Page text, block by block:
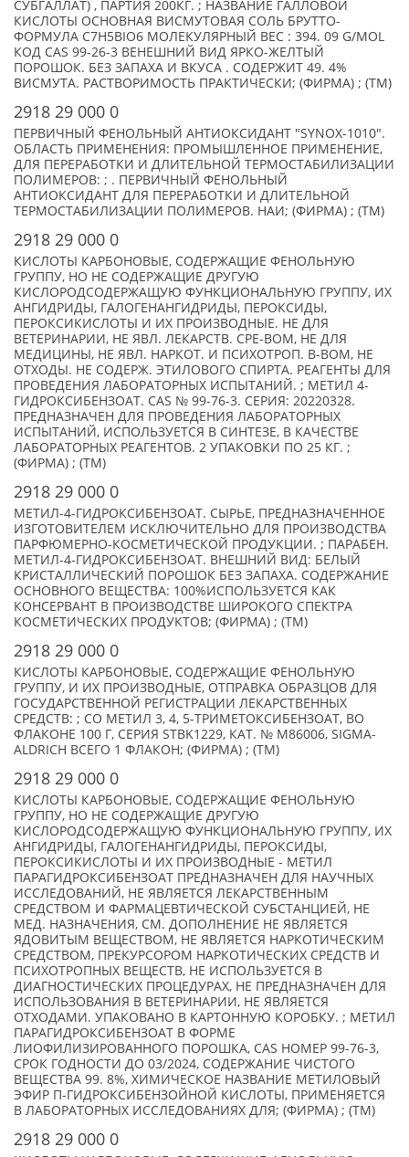
СУБГАЛЛАТ) , ПАРТИЯ 200КГ. ; НАЗВАНИЕ ГАЛЛОВОЙ
КИСЛОТЫ ОСНОВНАЯ ВИСМУТОВАЯ СОЛЬ БРУТТО-
ФОРМУЛА C7H5BIO6 МОЛЕКУЛЯРНЫЙ ВЕС : 394. 09 G/MOL
КОД CAS 99-26-3 ВЕНЕШНИЙ ВИД ЯРКО-ЖЕЛТЫЙ
ПОРОШОК. БЕЗ ЗАПАХА И ВКУСА . СОДЕРЖИТ 49. 4%
ВИСМУТА. РАСТВОРИМОСТЬ ПРАКТИЧЕСКИ; (ФИРМА) ; (TM)
2918 29 000 0
ПЕРВИЧНЫЙ ФЕНОЛЬНЫЙ АНТИОКСИДАНТ "SYNOX-1010".
ОБЛАСТЬ ПРИМЕНЕНИЯ: ПРОМЫШЛЕННОЕ ПРИМЕНЕНИЕ,
ДЛЯ ПЕРЕРАБОТКИ И ДЛИТЕЛЬНОЙ ТЕРМОСТАБИЛИЗАЦИИ
ПОЛИМЕРОВ: ; . ПЕРВИЧНЫЙ ФЕНОЛЬНЫЙ
АНТИОКСИДАНТ ДЛЯ ПЕРЕРАБОТКИ И ДЛИТЕЛЬНОЙ
ТЕРМОСТАБИЛИЗАЦИИ ПОЛИМЕРОВ. НАИ; (ФИРМА) ; (TM)
2918 29 000 0
КИСЛОТЫ КАРБОНОВЫЕ, СОДЕРЖАЩИЕ ФЕНОЛЬНУЮ
ГРУППУ, НО НЕ СОДЕРЖАЩИЕ ДРУГУЮ
КИСЛОРОДСОДЕРЖАЩУЮ ФУНКЦИОНАЛЬНУЮ ГРУППУ, ИХ
АНГИДРИДЫ, ГАЛОГЕНАНГИДРИДЫ, ПЕРОКСИДЫ,
ПЕРОКСИКИСЛОТЫ И ИХ ПРОИЗВОДНЫЕ. НЕ ДЛЯ
ВЕТЕРИНАРИИ, НЕ ЯВЛ. ЛЕКАРСТВ. СРЕ-ВОМ, НЕ ДЛЯ
МЕДИЦИНЫ, НЕ ЯВЛ. НАРКОТ. И ПСИХОТРОП. В-ВОМ, НЕ
ОТХОДЫ. НЕ СОДЕРЖ. ЭТИЛОВОГО СПИРТА. РЕАГЕНТЫ ДЛЯ
ПРОВЕДЕНИЯ ЛАБОРАТОРНЫХ ИСПЫТАНИЙ. ; МЕТИЛ 4-
ГИДРОКСИБЕНЗОАТ. CAS № 99-76-3. СЕРИЯ: 20220328.
ПРЕДНАЗНАЧЕН ДЛЯ ПРОВЕДЕНИЯ ЛАБОРАТОРНЫХ
ИСПЫТАНИЙ, ИСПОЛЬЗУЕТСЯ В СИНТЕЗЕ, В КАЧЕСТВЕ
ЛАБОРАТОРНЫХ РЕАГЕНТОВ. 2 УПАКОВКИ ПО 25 КГ. ;
(ФИРМА) ; (TM)
2918 29 000 0
МЕТИЛ-4-ГИДРОКСИБЕНЗОАТ. СЫРЬЕ, ПРЕДНАЗНАЧЕННОЕ
ИЗГОТОВИТЕЛЕМ ИСКЛЮЧИТЕЛЬНО ДЛЯ ПРОИЗВОДСТВА
ПАРФЮМЕРНО-КОСМЕТИЧЕСКОЙ ПРОДУКЦИИ. ; ПАРАБЕН.
МЕТИЛ-4-ГИДРОКСИБЕНЗОАТ. ВНЕШНИЙ ВИД: БЕЛЫЙ
КРИСТАЛЛИЧЕСКИЙ ПОРОШОК БЕЗ ЗАПАХА. СОДЕРЖАНИЕ
ОСНОВНОГО ВЕЩЕСТВА: 100%ИСПОЛЬЗУЕТСЯ КАК
КОНСЕРВАНТ В ПРОИЗВОДСТВЕ ШИРОКОГО СПЕКТРА
КОСМЕТИЧЕСКИХ ПРОДУКТОВ; (ФИРМА) ; (TM)
2918 29 000 0
КИСЛОТЫ КАРБОНОВЫЕ, СОДЕРЖАЩИЕ ФЕНОЛЬНУЮ
ГРУППУ, И ИХ ПРОИЗВОДНЫЕ, ОТПРАВКА ОБРАЗЦОВ ДЛЯ
ГОСУДАРСТВЕННОЙ РЕГИСТРАЦИИ ЛЕКАРСТВЕННЫХ
СРЕДСТВ: ; СО МЕТИЛ 3, 4, 5-ТРИМЕТОКСИБЕНЗОАТ, ВО
ФЛАКОНЕ 100 Г, СЕРИЯ STBK1229, КАТ. № М86006, SIGMA-
ALDRICH ВСЕГО 1 ФЛАКОН; (ФИРМА) ; (TM)
2918 29 000 0
КИСЛОТЫ КАРБОНОВЫЕ, СОДЕРЖАЩИЕ ФЕНОЛЬНУЮ
ГРУППУ, НО НЕ СОДЕРЖАЩИЕ ДРУГУЮ
КИСЛОРОДСОДЕРЖАЩУЮ ФУНКЦИОНАЛЬНУЮ ГРУППУ, ИХ
АНГИДРИДЫ, ГАЛОГЕНАНГИДРИДЫ, ПЕРОКСИДЫ,
ПЕРОКСИКИСЛОТЫ И ИХ ПРОИЗВОДНЫЕ - МЕТИЛ
ПАРАГИДРОКСИБЕНЗОАТ ПРЕДНАЗНАЧЕН ДЛЯ НАУЧНЫХ
ИССЛЕДОВАНИЙ, НЕ ЯВЛЯЕТСЯ ЛЕКАРСТВЕННЫМ
СРЕДСТВОМ И ФАРМАЦЕВТИЧЕСКОЙ СУБСТАНЦИЕЙ, НЕ
МЕД. НАЗНАЧЕНИЯ, СМ. ДОПОЛНЕНИЕ НЕ ЯВЛЯЕТСЯ
ЯДОВИТЫМ ВЕЩЕСТВОМ, НЕ ЯВЛЯЕТСЯ НАРКОТИЧЕСКИМ
СРЕДСТВОМ, ПРЕКУРСОРОМ НАРКОТИЧЕСКИХ СРЕДСТВ И
ПСИХОТРОПНЫХ ВЕЩЕСТВ, НЕ ИСПОЛЬЗУЕТСЯ В
ДИАГНОСТИЧЕСКИХ ПРОЦЕДУРАХ, НЕ ПРЕДНАЗНАЧЕН ДЛЯ
ИСПОЛЬЗОВАНИЯ В ВЕТЕРИНАРИИ, НЕ ЯВЛЯЕТСЯ
ОТХОДАМИ. УПАКОВАНО В КАРТОННУЮ КОРОБКУ. ; МЕТИЛ
ПАРАГИДРОКСИБЕНЗОАТ В ФОРМЕ
ЛИОФИЛИЗИРОВАННОГО ПОРОШКА, CAS НОМЕР 99-76-3,
СРОК ГОДНОСТИ ДО 03/2024, СОДЕРЖАНИЕ ЧИСТОГО
ВЕЩЕСТВА 99. 8%, ХИМИЧЕСКОЕ НАЗВАНИЕ МЕТИЛОВЫЙ
ЭФИР П-ГИДРОКСИБЕНЗОЙНОЙ КИСЛОТЫ, ПРИМЕНЯЕТСЯ
В ЛАБОРАТОРНЫХ ИССЛЕДОВАНИЯХ ДЛЯ; (ФИРМА) ; (TM)
2918 29 000 0